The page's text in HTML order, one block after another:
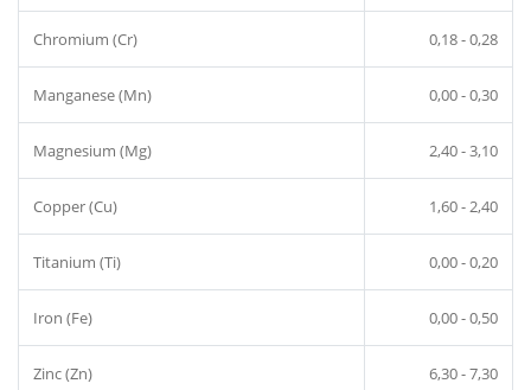
Chromium (Cr) 0,18 - 0,28
Manganese (Mn) 0,00 - 0,30
Magnesium (Mg) 2,40 - 3,10
Copper (Cu) 1,60 - 2,40
Titanium (Ti) 0,00 - 0,20
Iron (Fe) 0,00 - 0,50
Zinc (Zn) 6,30 - 7,30